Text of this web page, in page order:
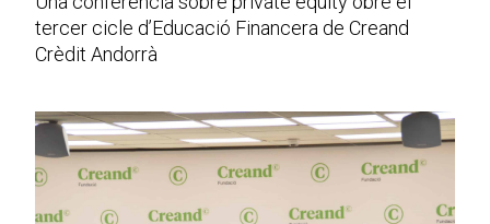
tercer cicle d’Educació Financera de Creand
Crèdit Andorrà